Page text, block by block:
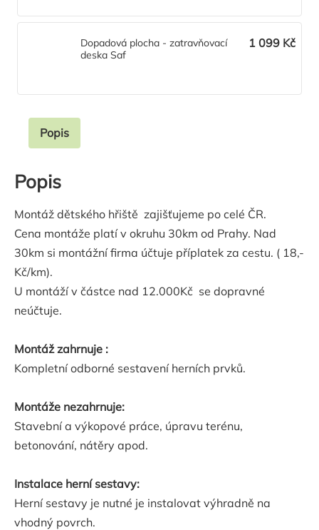
Dopadová plocha - zatravňovací
deska Saf
1 099 Kč
Popis
Popis
Montáž dětského hřiště zajišťujeme po celé ČR.
Cena montáže platí v okruhu 30km od Prahy. Nad
30km si montážní firma účtuje příplatek za cestu. ( 18,-
Kč/km).
U montáží v částce nad 12.000Kč se dopravné
neúčtuje.
Montáž zahrnuje :
Kompletní odborné sestavení herních prvků.
Montáže nezahrnuje:
Stavební a výkopové práce, úpravu terénu,
betonování, nátěry apod.
Instalace herní sestavy:
Herní sestavy je nutné je instalovat výhradně na
vhodný povrch.